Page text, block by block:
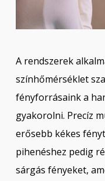
A rendszerek
színhőmérséklet
fényforrásaink a
gyakorolni. Precíz
erősebb kékes
pihenéshez pedig
sárgás fényeket,